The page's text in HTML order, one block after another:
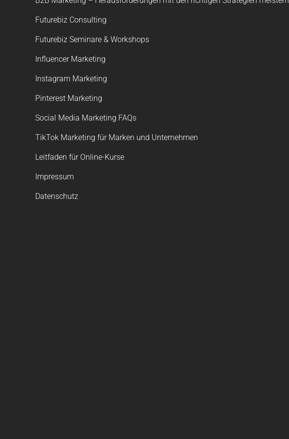
Futurebiz Consulting
Futurebiz Seminare & Workshops
Influencer Marketing
Instagram Marketing
Pinterest Marketing
Social Media Marketing FAQs
TikTok Marketing für Marken und Unternehmen
Leitfaden für Online-Kurse
Impressum
Datenschutz